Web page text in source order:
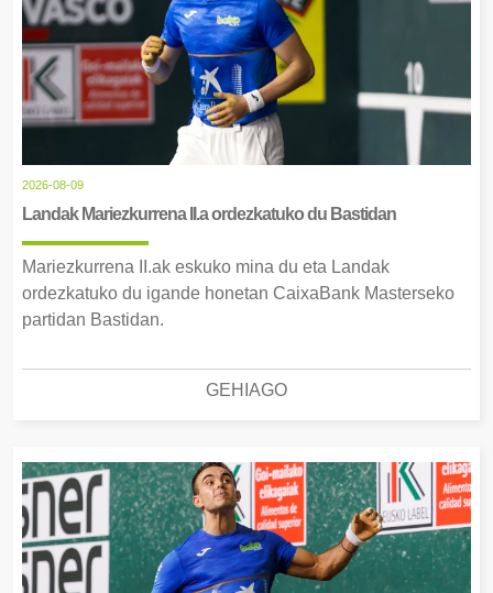
2026-08-09
Landak Mariezkurrena II.a ordezkatuko du Bastidan
Mariezkurrena II.ak eskuko mina du eta Landak
ordezkatuko du igande honetan CaixaBank Masterseko
partidan Bastidan.
GEHIAGO